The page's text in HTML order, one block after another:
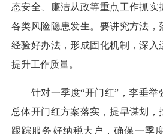
态安全、廉洁从政等重点工作抓实
各类风险隐患发生。要讲究方法，
经验好办法，形成固化机制，深入
提升工作质量。
针对一季度“开门红”，李垂举
总体开门红方案落实，提早谋划，
跟踪服务好纳税大户，确保一季